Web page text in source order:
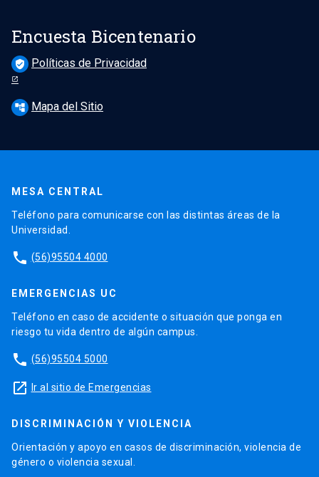
Encuesta Bicentenario
verified_user Políticas de Privacidad
account_tree Mapa del Sitio
MESA CENTRAL
Teléfono para comunicarse con las distintas áreas de la
Universidad.
phone (56)95504 4000
EMERGENCIAS UC
Teléfono en caso de accidente o situación que ponga en
riesgo tu vida dentro de algún campus.
phone (56)95504 5000
launch Ir al sitio de Emergencias
DISCRIMINACIÓN Y VIOLENCIA
Orientación y apoyo en casos de discriminación, violencia de
género o violencia sexual.